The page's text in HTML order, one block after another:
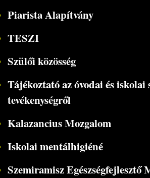
Piarista Alapítvány
TESZI
Szülői közösség
Tájékoztató az óvodai és iskolai
tevékenységről
Kalazancius Mozgalom
Iskolai mentálhigiéné
Szemiramisz Egészségfejlesztő